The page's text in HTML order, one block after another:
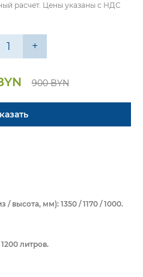
расчет. Цены указаны с НДС
+
900 BYN
высота, мм): 1350 / 1170 / 1000.
литров.